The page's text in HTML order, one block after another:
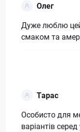
Олег
Дуже люблю
смаком та
Тарас
Особисто для
варіантів